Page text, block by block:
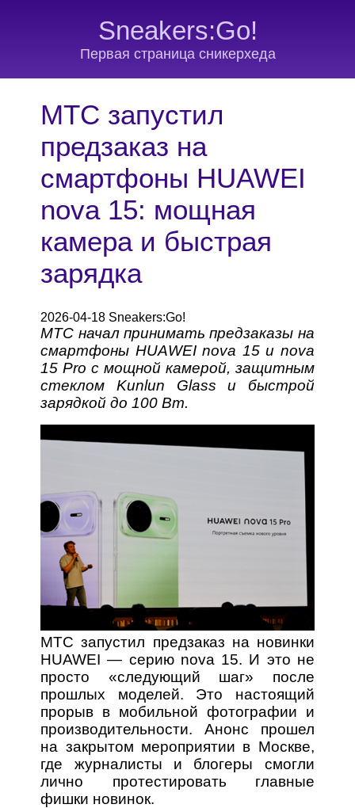
Sneakers:Go!
Первая страница сникерхеда
МТС запустил
предзаказ на
смартфоны HUAWEI
nova 15: мощная
камера и быстрая
зарядка
2026-04-18 Sneakers:Go!
МТС начал принимать предзаказы на
смартфоны HUAWEI nova 15 и nova
15 Pro с мощной камерой, защитным
стеклом Kunlun Glass и быстрой
зарядкой до 100 Вт.
МТС запустил предзаказ на новинки
HUAWEI — серию nova 15. И это не
просто «следующий шаг» после
прошлых моделей. Это настоящий
прорыв в мобильной фотографии и
производительности. Анонс прошел
на закрытом мероприятии в Москве,
где журналисты и блогеры смогли
лично протестировать главные
фишки новинок.